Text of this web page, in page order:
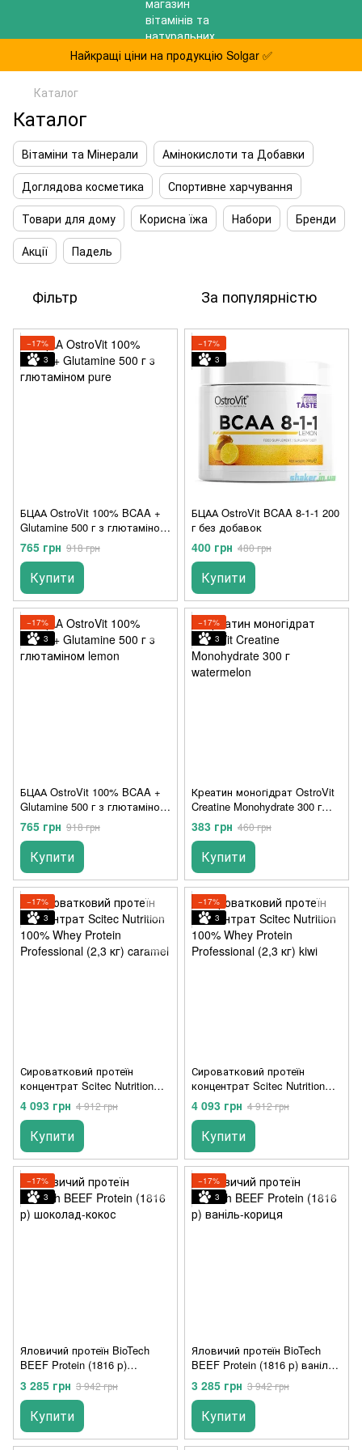
Найкращі ціни на продукцію Solgar ✅
Каталог
Каталог
Вітаміни та Мінерали
Амінокислоти та Добавки
Доглядова косметика
Спортивне харчування
Товари для дому
Корисна їжа Набори
Бренди
Акції
Падель
Фільтр За популярністю
−17%
3
БЦАА OstroVit 100% BCAA +
Glutamine 500 г з глютаміном
pure
765 грн 918 грн
Купити
−17%
3
БЦАА OstroVit BCAA 8-1-1 200
г без добавок
400 грн 480 грн
Купити
−17%
3
БЦАА OstroVit 100% BCAA +
Glutamine 500 г з глютаміном
lemon
765 грн 918 грн
Купити
−17%
3
Креатин моногідрат OstroVit
Creatine Monohydrate 300 г
watermelon
383 грн 460 грн
Купити
−17%
3
Сироватковий протеїн
концентрат Scitec Nutrition
100% Whey Protein
Professional (2,3 кг) caramel
4 093 грн 4 912 грн
Купити
−17%
3
Сироватковий протеїн
концентрат Scitec Nutrition
100% Whey Protein
Professional (2,3 кг) kiwi
4 093 грн 4 912 грн
Купити
−17%
3
Яловичий протеїн BioTech
BEEF Protein (1816 р)
шоколад-кокос
3 285 грн 3 942 грн
Купити
−17%
3
Яловичий протеїн BioTech
BEEF Protein (1816 р) ваніль-
кориця
3 285 грн 3 942 грн
Купити